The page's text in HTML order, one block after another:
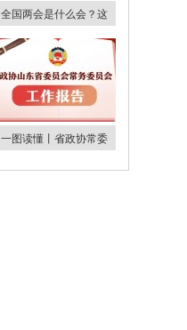
全国两会是什么会？这
一图读懂丨省政协常委